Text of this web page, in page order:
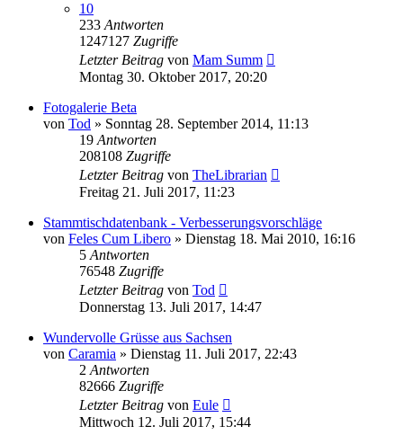
10
233 Antworten
1247127 Zugriffe
Letzter Beitrag von Mam Summ
Montag 30. Oktober 2017, 20:20
Fotogalerie Beta
von Tod » Sonntag 28. September 2014, 11:13
19 Antworten
208108 Zugriffe
Letzter Beitrag von TheLibrarian
Freitag 21. Juli 2017, 11:23
Stammtischdatenbank - Verbesserungsvorschläge
von Feles Cum Libero » Dienstag 18. Mai 2010, 16:16
5 Antworten
76548 Zugriffe
Letzter Beitrag von Tod
Donnerstag 13. Juli 2017, 14:47
Wundervolle Grüsse aus Sachsen
von Caramia » Dienstag 11. Juli 2017, 22:43
2 Antworten
82666 Zugriffe
Letzter Beitrag von Eule
Mittwoch 12. Juli 2017, 15:44